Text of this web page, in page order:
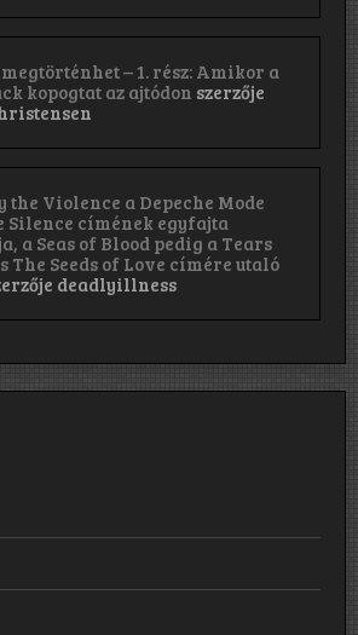
– 1. rész: Amikor a
kopogtat az ajtódon szerzője
the Violence a Depeche Mode
Silence címének egyfajta
a Seas of Blood pedig a Tears
The Seeds of Love címére utaló
deadlyillness